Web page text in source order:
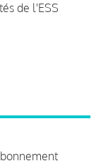
de l'ESS